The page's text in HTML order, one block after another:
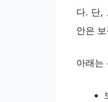
다. 단,
안은
아래는